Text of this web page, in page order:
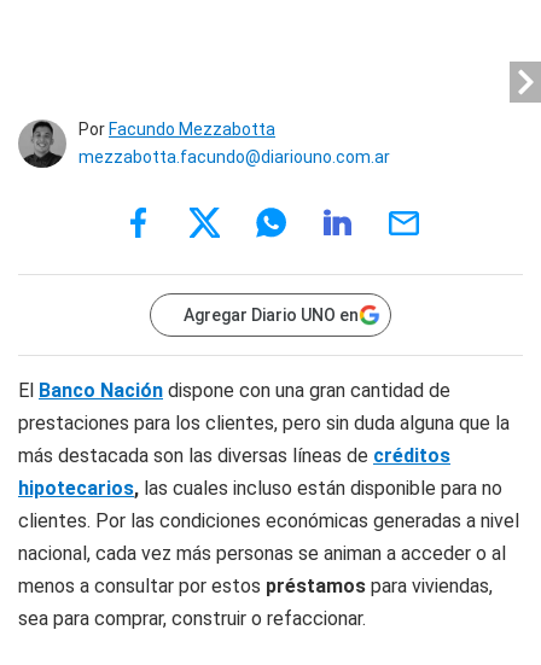
Por Facundo Mezzabotta
mezzabotta.facundo@diariouno.com.ar
Agregar Diario UNO en
El Banco Nación dispone con una gran cantidad de
prestaciones para los clientes, pero sin duda alguna que la
más destacada son las diversas líneas de créditos
hipotecarios, las cuales incluso están disponible para no
clientes. Por las condiciones económicas generadas a nivel
nacional, cada vez más personas se animan a acceder o al
menos a consultar por estos préstamos para viviendas,
sea para comprar, construir o refaccionar.